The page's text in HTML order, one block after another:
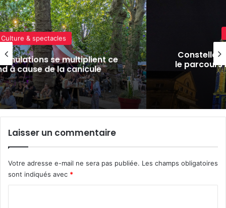
ce
Culture & spectacles
Constellations 2026 à Metz :
le parcours nocturne en avant-
(photos)
Laisser un commentaire
Votre adresse e-mail ne sera pas publiée. Les champs obligatoires
sont indiqués avec *